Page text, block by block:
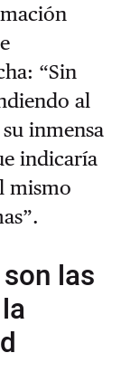
“Sin
al
inmensa
indicaría
mismo
las